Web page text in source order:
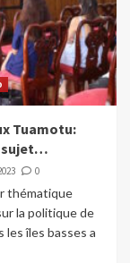
Tuamotu:
sujet…
0
thématique
la politique de
les îles basses a